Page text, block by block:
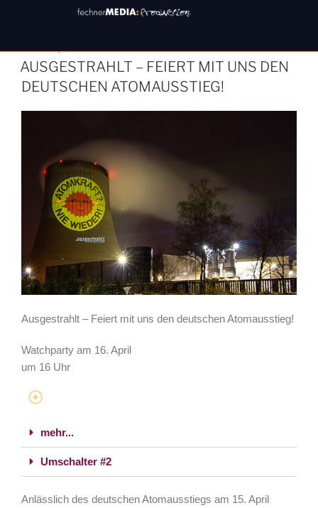
MICHELLE
AUSGESTRAHLT – FEIERT MIT UNS DEN
DEUTSCHEN ATOMAUSSTIEG!
Ausgestrahlt – Feiert mit uns den deutschen Atomausstieg!
Watchparty am 16. April
um 16 Uhr
mehr...
Umschalter #2
Anlässlich des deutschen Atomausstiegs am 15. April